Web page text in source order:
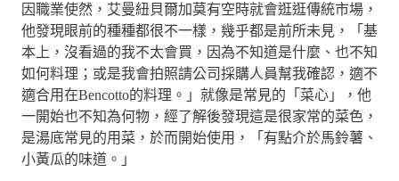
因職業使然，艾曼紐貝爾加莫有空時就會逛逛傳統市場，
他發現眼前的種種都很不一樣，幾乎都是前所未見，「基
本上，沒看過的我不太會買，因為不知道是什麼、也不知
如何料理；或是我會拍照請公司採購人員幫我確認，適不
適合用在Bencotto的料理。」就像是常見的「菜心」，他
一開始也不知為何物，經了解後發現這是很家常的菜色，
是湯底常見的用菜，於而開始使用，「有點介於馬鈴薯、
小黃瓜的味道。」